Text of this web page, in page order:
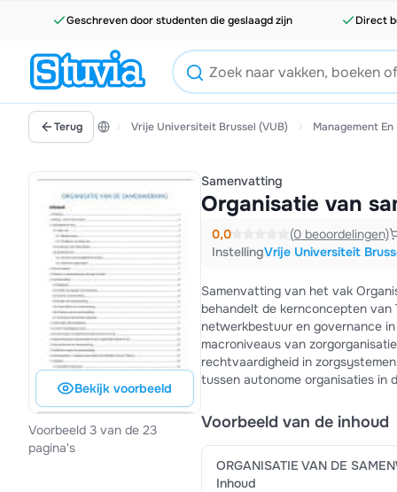
Geschreven door studenten die geslaagd zijn Direct
Terug Vrije Universiteit Brussel (VUB) Management
Bekijk voorbeeld
Voorbeeld 3 van de 23
pagina's
Samenvatting
Organisatie van
0,0 (0 beoordelingen)
InstellingVrije Universiteit
Samenvatting van het vak
behandelt de kernconcepten van
netwerkbestuur en governance
macroniveaus van
rechtvaardigheid in
tussen autonome organisaties in
Voorbeeld van de inhoud
ORGANISATIE VAN DE
Inhoud